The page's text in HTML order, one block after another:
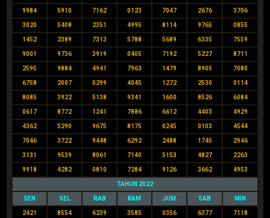
9984 5910 7162 0123 7047 2676 3706
3020 5408 2351 4995 8114 9765 0855
1452 2389 7313 5788 5689 6335 7559
9001 9736 3919 0405 7192 5227 8711
2595 9884 4941 7963 1479 8905 7080
6758 2007 0299 4045 1272 2530 0114
8085 3922 5138 9341 1600 8526 6084
0617 8772 1241 7886 6612 4403 4929
4362 5290 9675 8175 0245 0103 4544
7046 3722 9448 6292 2488 1745 2946
3131 9539 8061 7140 5153 4827 2263
9918 4282 0810 7284 9126 3662 4953
TAHUN 2022
SEN SEL RAB KAM JUM SAB MIN
2421 8554 6239 3585 0356 6377 7118